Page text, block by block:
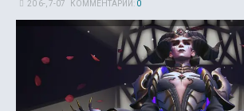
20 6-, 7-07 КОММЕНТАРИИ: 0